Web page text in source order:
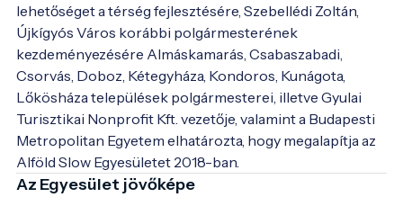
lehetőséget a térség fejlesztésére, Szebellédi Zoltán,
Újkígyós Város korábbi polgármesterének
kezdeményezésére Almáskamarás, Csabaszabadi,
Csorvás, Doboz, Kétegyháza, Kondoros, Kunágota,
Lőkösháza települések polgármesterei, illetve Gyulai
Turisztikai Nonprofit Kft. vezetője, valamint a Budapesti
Metropolitan Egyetem elhatározta, hogy megalapítja az
Az Egyesület jövőképe